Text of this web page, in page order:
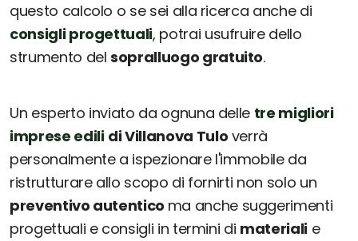
questo calcolo o se sei alla ricerca anche di
consigli progettuali, potrai usufruire dello
strumento delsopralluogo gratuito.
Un esperto inviato da ognuna delle tre migliori
imprese edili di Villanova Tulo verrà
personalmente a ispezionare l'immobile da
ristrutturare allo scopo di fornirti non solo un
preventivo autentico ma anche suggerimenti
progettuali e consigli in termini di materialie